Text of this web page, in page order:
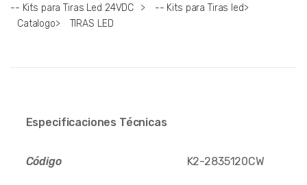
-- Kits para Tiras Led 24VDC > -- Kits para Tiras led>
Catalogo> TIRAS LED
Especificaciones Técnicas
Código K2-2835120CW